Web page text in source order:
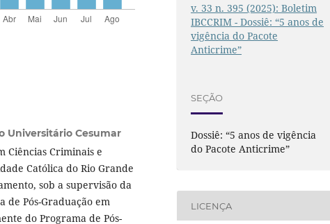
Universitário Cesumar
Ciências Criminais e
Católica do Rio Grande
sob a supervisão da
Pós-Graduação em
do Programa de Pós-
v. 33 n. 395 (2025): Boletim
IBCCRIM - Dossiê: “5 anos de
vigência do Pacote
Anticrime”
SEÇÃO
Dossiê: “5 anos de vigência
do Pacote Anticrime”
LICENÇA